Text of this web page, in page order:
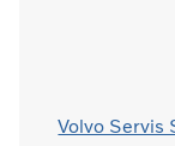
Volvo Servis